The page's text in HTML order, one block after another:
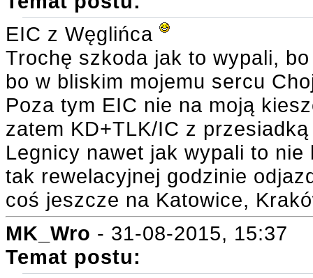
EIC z Węglińca
Trochę szkoda jak to wypali,
bo w bliskim mojemu sercu
Poza tym EIC nie na moją
zatem KD+TLK/IC z
Legnicy nawet jak wypali to nie
tak rewelacyjnej godzinie
coś jeszcze na Katowice,
MK_Wro - 31-08-2015, 15:37
Temat postu: